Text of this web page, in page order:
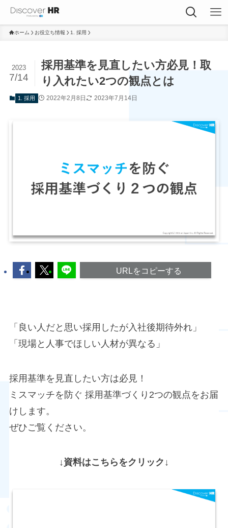
ホーム お役立ち情報 1. 採用
採用基準を見直したい方必見！取
り入れたい2つの観点とは
2023
7/14
1. 採用 2022年2月8日 2023年7月14日
URLをコピーする
「良い人だと思い採用したが入社後期待外れ」
「現場と人事でほしい人材が異なる」
採用基準を見直したい方は必見！
ミスマッチを防ぐ 採用基準づくり2つの観点をお届
けします。
ぜひご覧ください。
↓資料はこちらをクリック↓